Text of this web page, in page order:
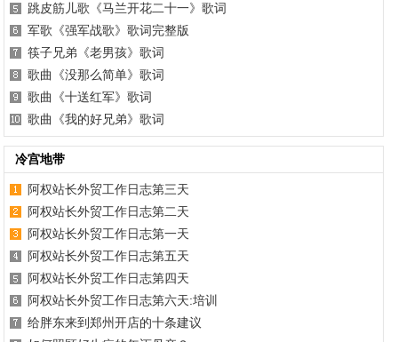
跳皮筋儿歌《马兰开花二十一》歌词
军歌《强军战歌》歌词完整版
筷子兄弟《老男孩》歌词
歌曲《没那么简单》歌词
歌曲《十送红军》歌词
歌曲《我的好兄弟》歌词
冷宫地带
阿权站长外贸工作日志第三天
阿权站长外贸工作日志第二天
阿权站长外贸工作日志第一天
阿权站长外贸工作日志第五天
阿权站长外贸工作日志第四天
阿权站长外贸工作日志第六天:培训
给胖东来到郑州开店的十条建议